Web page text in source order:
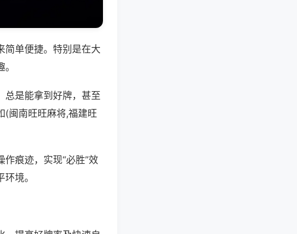
简单便捷。特别是在大
总是能拿到好牌，甚至
(闽南旺旺麻将,福建旺
痕迹，实现“必胜”效
境。